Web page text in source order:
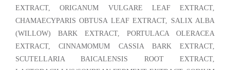
EXTRACT, ORIGANUM VULGARE LEAF EXTRACT,
CHAMAECYPARIS OBTUSA LEAF EXTRACT, SALIX ALBA
(WILLOW) BARK EXTRACT, PORTULACA OLERACEA
EXTRACT, CINNAMOMUM CASSIA BARK EXTRACT,
SCUTELLARIA BAICALENSIS ROOT EXTRACT,